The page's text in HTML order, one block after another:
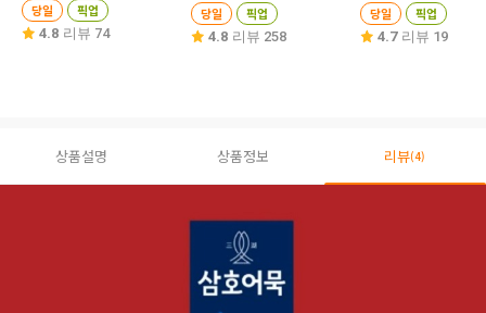
당일 픽업
4.8 리뷰 74
당일 픽업
4.8 리뷰 258
당일 픽업
4.7 리뷰 19
상품설명 상품정보 리뷰(4)